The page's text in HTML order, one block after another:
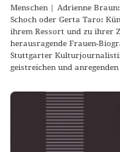
Menschen | Adrienne
Schoch oder Gerta Taro:
ihrem Ressort und zu ihrer
herausragende Frauen-
Stuttgarter
geistreichen und